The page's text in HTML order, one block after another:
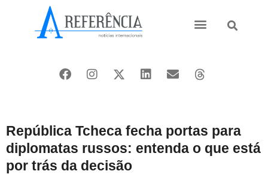
República Tcheca fecha portas para
diplomatas russos: entenda o que está
por trás da decisão